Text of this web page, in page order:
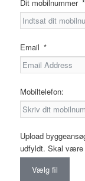
Dit mobilnummer
Email
Mobiltelefon:
Upload
udfyldt. Skal være
Vælg fil